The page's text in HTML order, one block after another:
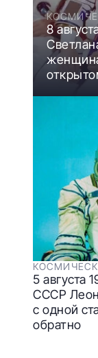
8
5 августа
СССР
с одной
обратно